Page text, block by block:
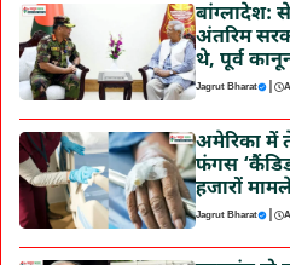
बांग्लादेश:
अंतरिम
थे, पूर्व
Jagrut Bharat |
अमेरिका में
फंगस
हजारों
Jagrut Bharat |